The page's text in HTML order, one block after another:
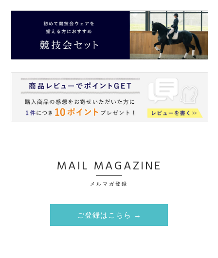
MAIL MAGAZINE
メルマガ登録
ご登録はこちら →